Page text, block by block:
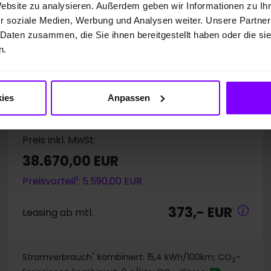
zu analysieren. Außerdem geben wir Informationen zu
soziale Medien, Werbung und Analysen weiter. Unsere
zusammen, die Sie ihnen bereitgestellt haben oder die
Anpassen
Elektro
Stahl-Grau
140 kW / 190 PS
Automatik
Preis inkl. MwSt.
38.670,00 EUR
Preisvorteil1: 5.590,00 EUR
Leasing ab mtl. 373,- EUR
Stromverbrauch* kombiniert: 15,4 kWh/100km; CO2-